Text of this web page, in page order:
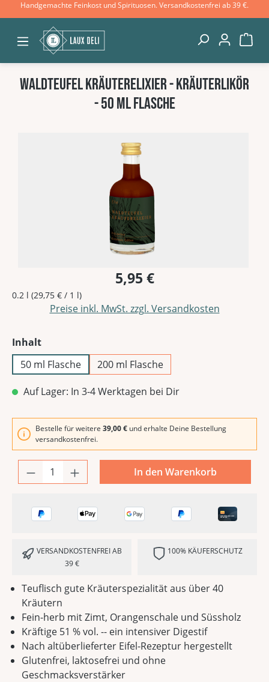
Zum Hauptinhalt springen
Handgemachte Feinkost und Spirituosen. Versandkostenfrei ab 39 €.
Bildergalerie überspringen
Waldteufel Kräuterelixier - Kräuterlikör
- 50 ml Flasche
Teuflisch gute Kräuterspezialität aus über 40
Kräutern
Fein-herb mit Zimt, Orangenschale und Süssholz
Kräftige 51 % vol. -- ein intensiver Digestif
Nach altüberlieferter Eifel-Rezeptur hergestellt
Glutenfrei, laktosefrei und ohne
Geschmacksverstärker
5,95 €
0.2 l (29,75 € / 1 l)
Preise inkl. MwSt. zzgl. Versandkosten
Inhaltauswählen
50 ml Flasche
200 ml Flasche
Auf Lager: In 3-4 Werktagen bei Dir
Bestelle für weitere 39,00 € und erhalte Deine Bestellung
versandkostenfrei.
In den Warenkorb
VERSANDKOSTENFREI AB
39 €
100% KÄUFERSCHUTZ